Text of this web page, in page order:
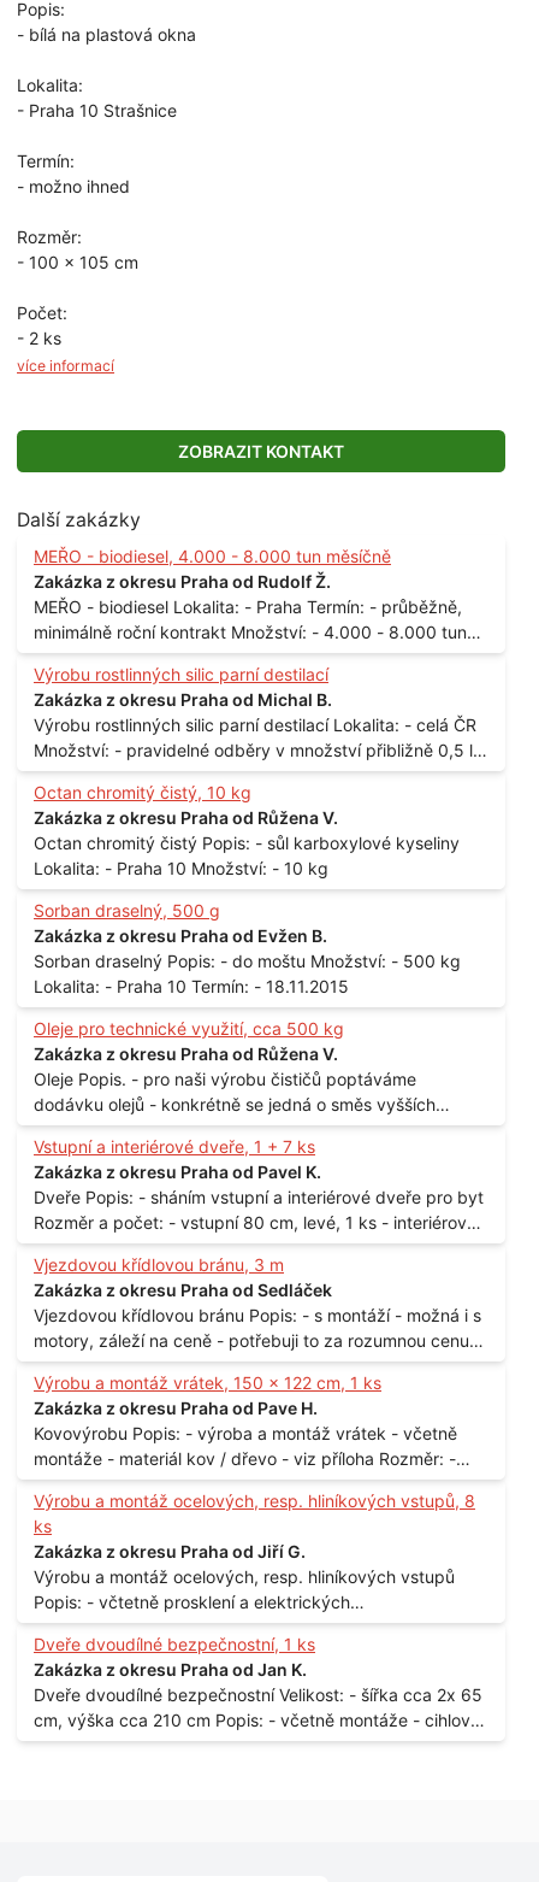
Popis:
- bílá na plastová okna
Lokalita:
- Praha 10 Strašnice
Termín:
- možno ihned
Rozměr:
- 100 x 105 cm
Počet:
- 2 ks
více informací
ZOBRAZIT KONTAKT
Další zakázky
MEŘO - biodiesel, 4.000 - 8.000 tun měsíčně
Zakázka z okresu Praha od Rudolf Ž.
MEŘO - biodiesel Lokalita: - Praha Termín: - průběžně,
minimálně roční kontrakt Množství: - 4.000 - 8.000 tun
měsíčně
Výrobu rostlinných silic parní destilací
Zakázka z okresu Praha od Michal B.
Výrobu rostlinných silic parní destilací Lokalita: - celá ČR
Množství: - pravidelné odběry v množství přibližně 0,5 l
až 1 l
Octan chromitý čistý, 10 kg
Zakázka z okresu Praha od Růžena V.
Octan chromitý čistý Popis: - sůl karboxylové kyseliny
Lokalita: - Praha 10 Množství: - 10 kg
Sorban draselný, 500 g
Zakázka z okresu Praha od Evžen B.
Sorban draselný Popis: - do moštu Množství: - 500 kg
Lokalita: - Praha 10 Termín: - 18.11.2015
Oleje pro technické využití, cca 500 kg
Zakázka z okresu Praha od Růžena V.
Oleje Popis. - pro naši výrobu čističů poptáváme
dodávku olejů - konkrétně se jedná o směs vyšších
mastných kyselin s převahou olejové kyseliny - účelem je
technické využití - hustota při 20°C - cca 870 kg / m3
Balení: - po 190 kg v sudu Množství: - cca 500 kg - roční
spotřeba Lokalita: - Praha
Vstupní a interiérové dveře, 1 + 7 ks
Zakázka z okresu Praha od Pavel K.
Dveře Popis: - sháním vstupní a interiérové dveře pro byt
Rozměr a počet: - vstupní 80 cm, levé, 1 ks - interiérové
80 cm, levé, 2 ks - 80 cm, pravé, 3 ks - 60 cm, levé, 2 ks
Lokalita: - Praha 10
Vjezdovou křídlovou bránu, 3 m
Zakázka z okresu Praha od Sedláček
Vjezdovou křídlovou bránu Popis: - s montáží - možná i s
motory, záleží na ceně - potřebuji to za rozumnou cenu
Materiál: - ocel Množství: - 1 ks Velikost: - 3 m Lokalita: -
Praha
Výrobu a montáž vrátek, 150 x 122 cm, 1 ks
Zakázka z okresu Praha od Pave H.
Kovovýrobu Popis: - výroba a montáž vrátek - včetně
montáže - materiál kov / dřevo - viz příloha Rozměr: -
150 x 122 cm Lokalita: - Senohraby Nabídky na e-mail.
Výrobu a montáž ocelových, resp. hliníkových vstupů, 8
ks
Zakázka z okresu Praha od Jiří G.
Výrobu a montáž ocelových, resp. hliníkových vstupů
Popis: - včtetně prosklení a elektrických
samozamýkacích zámků pro panelový dům - jedná se o
vchodové dveře umístěné v zarámovaném a proskleném
portálu - předmětem dodávky bude i demontáž
stávajících a už nevyhovujících prosklených,
umělohmotných vstupů Množství: - 8 ks Lokalita: - 7, 9,
Dveře dvoudílné bezpečnostní, 1 ks
Zakázka z okresu Praha od Jan K.
Dveře dvoudílné bezpečnostní Velikost: - šířka cca 2x 65
cm, výška cca 210 cm Popis: - včetně montáže - cihlový
dům, 2. patro - vchod z chodby - rozměry bez zárubní